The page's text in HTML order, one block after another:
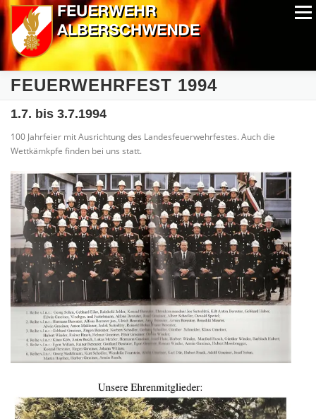
Zum
Inhalt
springen
Menü
ALPIN-NASSWETTBEWERB MITGLIEDER
AUSRÜSTUNG CHRONIK EXTRAS
FEUERWEHRFEST 1994
1.7. bis 3.7.1994
100 Jahrfeier mit Ausrichtung des Landesfeuerwehrfestes. Auch die
Wettkämkpfe finden bei uns statt.